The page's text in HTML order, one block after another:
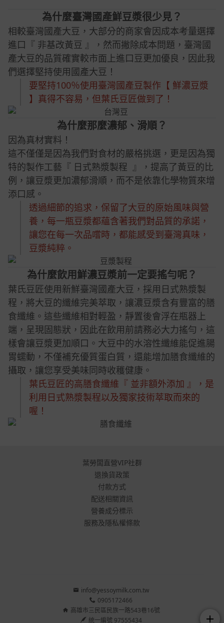
為什麼臺灣國產鮮豆漿很少見？
相較臺灣國產大豆，大部分的商家會因成本考量選擇
進口『 非基改黃豆 』，然而撇除成本問題，臺灣國
產大豆的品質確實較市面上進口豆更加優良，因此我
們選擇堅持使用國產大豆！
要堅持100％使用臺灣國產豆製作【 鮮濃豆漿
】真得不容易，但葉氏豆匠做到了！
為什麼那麼濃郁、滑順？
因為真材實料！
這不僅僅是因為我們對食材的嚴格挑選，更是因為獨
特的製作工藝『 日式熟漿製程 』，提高了黃豆的比
例，讓豆漿更加濃郁滑順，而不是依靠化學物質來增
添口感。
透過細節的追求，保留了大豆的原始風味與營
養，每一瓶豆漿都蘊含著我們對品質的承諾，
讓您在每一次品嚐時，都能感受到臺灣真味，
豆漿純粹。
為什麼飲用鮮濃豆漿前一定要搖勻呢？
葉氏豆匠使用新鮮臺灣國產大豆，採用日式熟漿製
程，將大豆的纖維完美萃取，讓濃豆漿含有豐富的膳
食纖維。這些纖維相對輕盈，靜置後會浮在瓶器上
端，呈現固態狀，因此在飲用前請務必大力搖勻，這
樣會讓豆漿更加順口。大豆中的水溶性纖維能促進腸
胃蠕動，不僅補充優質蛋白質，還能增加膳食纖維的
攝取，讓您享受美味同時收穫健康。
葉氏豆匠的高膳食纖維『 並非額外添加 』，是
利用日式熟漿製程以及獨家技術萃取而來的
喔！
葉勞闆直營VIP社群
退換貨政策
付款方式
配送相關資訊
營養成分標示
服務及隱私權條款
info@yessoymilk.com.tw
0905172466
高雄市三民區民族一路543巷16號
統一編號 97555434
add